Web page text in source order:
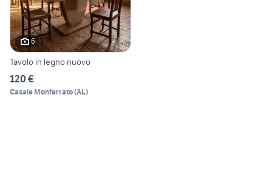
6
Tavolo in legno nuovo
120 €
Casale Monferrato(AL)